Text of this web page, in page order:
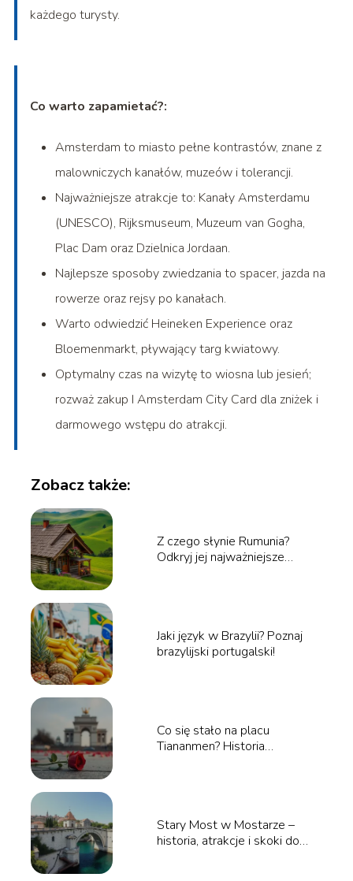
każdego turysty.
Co warto zapamietać?:
Amsterdam to miasto pełne kontrastów, znane z
malowniczych kanałów, muzeów i tolerancji.
Najważniejsze atrakcje to: Kanały Amsterdamu
(UNESCO), Rijksmuseum, Muzeum van Gogha,
Plac Dam oraz Dzielnica Jordaan.
Najlepsze sposoby zwiedzania to spacer, jazda na
rowerze oraz rejsy po kanałach.
Warto odwiedzić Heineken Experience oraz
Bloemenmarkt, pływający targ kwiatowy.
Optymalny czas na wizytę to wiosna lub jesień;
rozważ zakup I Amsterdam City Card dla zniżek i
darmowego wstępu do atrakcji.
Zobacz także:
Z czego słynie Rumunia?
Odkryj jej najważniejsze
Jaki język w Brazylii? Poznaj
brazylijski portugalski!
Co się stało na placu
Tiananmen? Historia
Stary Most w Mostarze –
historia, atrakcje i skoki do